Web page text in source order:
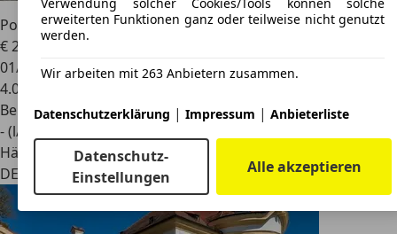
Porsche 356A 3,6l 6-Zyl. Einzelstück (330PS) Outlaw
€ 220.000
01/1959
4.000 km
Benzin
- (l/100 km)
Händler
DE 79400
Kandern
erweiterten Funktionen ganz oder teilweise nicht genutzt
werden.
Wir arbeiten mit 263 Anbietern zusammen.
Datenschutzerklärung | Impressum | Anbieterliste
Datenschutz-
Einstellungen
Alle akzeptieren